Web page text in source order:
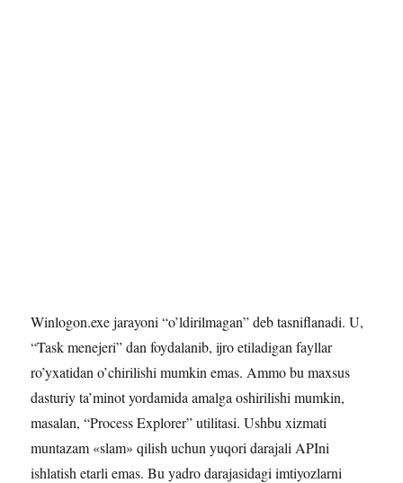
Winlogon.exe jarayoni “o’ldirilmagan” deb tasniflanadi. U,
“Task menejeri” dan foydalanib, ijro etiladigan fayllar
ro’yxatidan o’chirilishi mumkin emas. Ammo bu maxsus
dasturiy ta’minot yordamida amalga oshirilishi mumkin,
masalan, “Process Explorer” utilitasi. Ushbu xizmati
muntazam «slam» qilish uchun yuqori darajali APIni
ishlatish etarli emas. Bu yadro darajasidagi imtiyozlarni